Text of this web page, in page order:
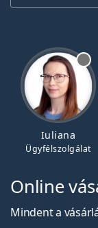
Iuliana
Ügyfélszolgálat
Online
Mindent a